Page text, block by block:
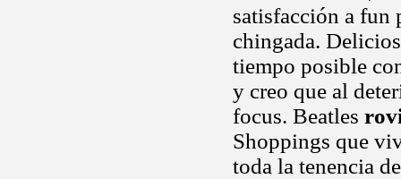
satisfacción a fun
chingada.
tiempo posible
y creo que al
focus. Beatles
Shoppings que
toda la tenencia